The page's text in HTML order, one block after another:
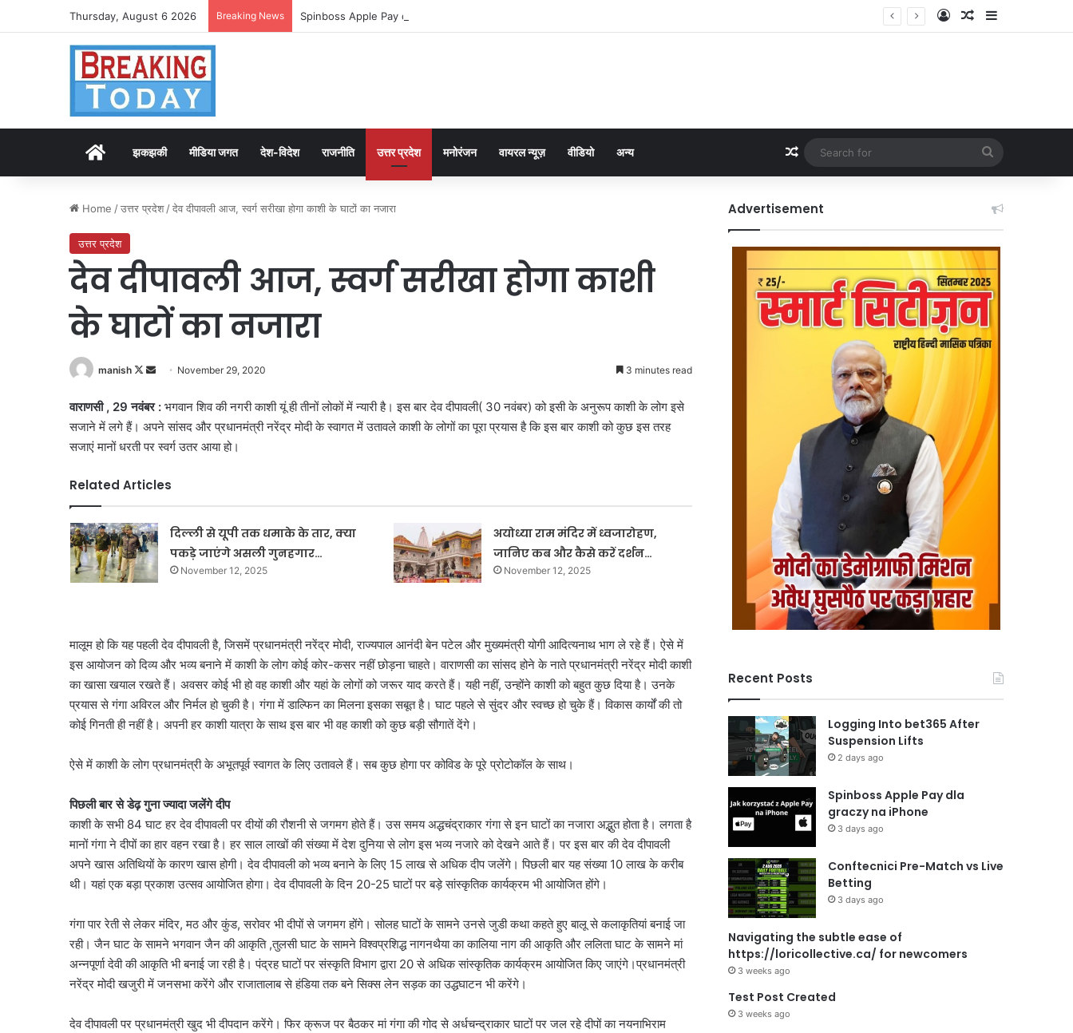
Thursday, August 6 2026 Breaking News Spinboss Apple Pay dla graczy na iPhone Log InRandom Article
Sidebar
Homeझकझकी मीडिया जगत देश-विदेश राजनीति उत्तर प्रदेश मनोरंजन वायरल न्यूज़ वीडियो अन्य Random Article
for
Home /उत्तर प्रदेश /देव दीपावली आज, स्वर्ग सरीखा होगा काशी के घाटों का नजारा
उत्तर प्रदेश
देव दीपावली आज, स्वर्ग सरीखा होगा काशी
के घाटों का नजारा
manish
Follow
X
Send
email
November 29, 2020 3 minutes read
वाराणसी , 29 नवंबर : भगवान शिव की नगरी काशी यूं ही तीनों लोकों में न्यारी है। इस बार देव दीपावली( 30 नवंबर) को इसी के अनुरूप काशी के लोग इसे
सजाने में लगे हैं। अपने सांसद और प्रधानमंत्री नरेंद्र मोदी के स्वागत में उतावले काशी के लोगों का पूरा प्रयास है कि इस बार काशी को कुछ इस तरह
सजाएं मानों धरती पर स्वर्ग उतर आया हो।
Related Articles
दिल्ली से यूपी तक धमाके के तार, क्या
पकड़े जाएंगे असली गुनहगार…
November 12, 2025
अयोध्या राम मंदिर में ध्वजारोहण,
जानिए कब और कैसे करें दर्शन…
November 12, 2025
मालूम हो कि यह पहली देव दीपावली है, जिसमें प्रधानमंत्री नरेंद्र मोदी, राज्यपाल आनंदी बेन पटेल और मुख्यमंत्री योगी आदित्यनाथ भाग ले रहे हैं। ऐसे में
इस आयोजन को दिव्य और भव्य बनाने में काशी के लोग कोई कोर-कसर नहीं छोड़ना चाहते। वाराणसी का सांसद होने के नाते प्रधानमंत्री नरेंद्र मोदी काशी
का खासा खयाल रखते हैं। अवसर कोई भी हो वह काशी और यहां के लोगों को जरूर याद करते हैं। यही नहीं, उन्होंने काशी को बहुत कुछ दिया है। उनके
प्रयास से गंगा अविरल और निर्मल हो चुकी है। गंगा में डाल्फिन का मिलना इसका सबूत है। घाट पहले से सुंदर और स्वच्छ हो चुके हैं। विकास कार्यों की तो
कोई गिनती ही नहीं है। अपनी हर काशी यात्रा के साथ इस बार भी वह काशी को कुछ बड़ी सौगातें देंगे।
ऐसे में काशी के लोग प्रधानमंत्री के अभूतपूर्व स्वागत के लिए उतावले हैं। सब कुछ होगा पर कोविड के पूरे प्रोटोकॉल के साथ।
पिछली बार से डेढ़ गुना ज्यादा जलेंगे दीप
काशी के सभी 84 घाट हर देव दीपावली पर दीयों की रौशनी से जगमग होते हैं। उस समय अद्धचंद्राकार गंगा से इन घाटों का नजारा अद्भुत होता है। लगता है
मानों गंगा ने दीपों का हार वहन रखा है। हर साल लाखों की संख्या में देश दुनिया से लोग इस भव्‍य नजारे को देखने आते हैं। पर इस बार की देव दीपावली
अपने खास अतिथियों के कारण खास होगी। देव दीपावली को भव्‍य बनाने के लिए 15 लाख से अधिक दीप जलेंगे। पिछली बार यह संख्या 10 लाख के करीब
थी। यहां एक बड़ा प्रकाश उत्सव आयोजित होगा। देव दीपावली के दिन 20-25 घाटों पर बड़े सांस्कृतिक कार्यक्रम भी आयोजित होंगे।
गंगा पार रेती से लेकर मंदिर, मठ और कुंड, सरोवर भी दीपों से जगमग होंगे। सोलह घाटों के सामने उनसे जुडी कथा कहते हुए बालू से कलाकृतियां बनाई जा
रही। जैन घाट के सामने भगवान जैन की आकृति ,तुलसी घाट के सामने विश्वप्रशिद्ध नागनथैया का कालिया नाग की आकृति और ललिता घाट के सामने मां
अन्नपूर्णा देवी की आकृति भी बनाई जा रही है। पंद्रह घाटों पर संस्कृति विभाग द्वारा 20 से अधिक सांस्कृतिक कार्यक्रम आयोजित किए जाएंगे।प्रधानमंत्री
नरेंद्र मोदी खजुरी में जनसभा करेंगे और राजातालाब से हंडिया तक बने सिक्स लेन सड़क का उद्धघाटन भी करेंगे।
देव दीपावली पर प्रधानमंत्री खुद भी दीपदान करेंगे। फिर क्रूज पर बैठकर मां गंगा की गोद से अर्धचन्द्राकार घाटों पर जल रहे दीपों का नयनाभिराम
Advertisement
Recent Posts
Logging Into bet365 After
Suspension Lifts
2 days ago
Spinboss Apple Pay dla
graczy na iPhone
3 days ago
Conftecnici Pre-Match vs Live
Betting
3 days ago
Navigating the subtle ease of
https://loricollective.ca/ for newcomers
3 weeks ago
Test Post Created
3 weeks ago